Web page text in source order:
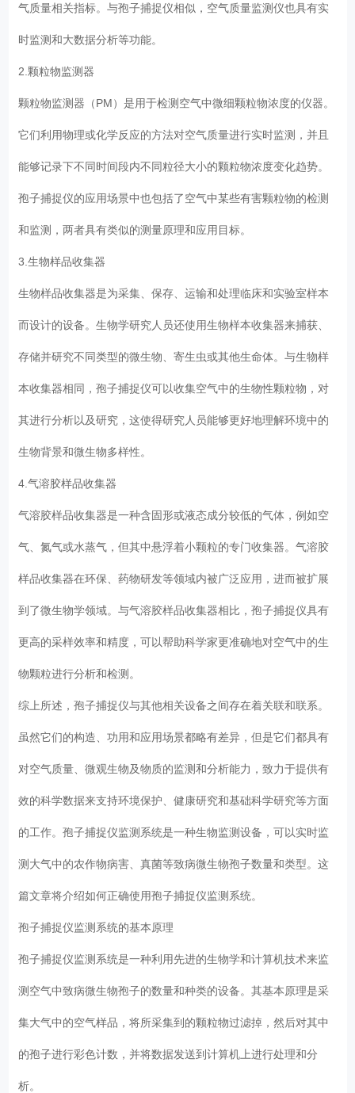
气质量相关指标。与孢子捕捉仪相似，空气质量监测仪也具有实
时监测和大数据分析等功能。
2.颗粒物监测器
颗粒物监测器（PM）是用于检测空气中微细颗粒物浓度的仪器。
它们利用物理或化学反应的方法对空气质量进行实时监测，并且
能够记录下不同时间段内不同粒径大小的颗粒物浓度变化趋势。
孢子捕捉仪的应用场景中也包括了空气中某些有害颗粒物的检测
和监测，两者具有类似的测量原理和应用目标。
3.生物样品收集器
生物样品收集器是为采集、保存、运输和处理临床和实验室样本
而设计的设备。生物学研究人员还使用生物样本收集器来捕获、
存储并研究不同类型的微生物、寄生虫或其他生命体。与生物样
本收集器相同，孢子捕捉仪可以收集空气中的生物性颗粒物，对
其进行分析以及研究，这使得研究人员能够更好地理解环境中的
生物背景和微生物多样性。
4.气溶胶样品收集器
气溶胶样品收集器是一种含固形或液态成分较低的气体，例如空
气、氮气或水蒸气，但其中悬浮着小颗粒的专门收集器。气溶胶
样品收集器在环保、药物研发等领域内被广泛应用，进而被扩展
到了微生物学领域。与气溶胶样品收集器相比，孢子捕捉仪具有
更高的采样效率和精度，可以帮助科学家更准确地对空气中的生
物颗粒进行分析和检测。
综上所述，孢子捕捉仪与其他相关设备之间存在着关联和联系。
虽然它们的构造、功用和应用场景都略有差异，但是它们都具有
对空气质量、微观生物及物质的监测和分析能力，致力于提供有
效的科学数据来支持环境保护、健康研究和基础科学研究等方面
的工作。孢子捕捉仪监测系统是一种生物监测设备，可以实时监
测大气中的农作物病害、真菌等致病微生物孢子数量和类型。这
篇文章将介绍如何正确使用孢子捕捉仪监测系统。
孢子捕捉仪监测系统的基本原理
孢子捕捉仪监测系统是一种利用先进的生物学和计算机技术来监
测空气中致病微生物孢子的数量和种类的设备。其基本原理是采
集大气中的空气样品，将所采集到的颗粒物过滤掉，然后对其中
的孢子进行彩色计数，并将数据发送到计算机上进行处理和分
析。